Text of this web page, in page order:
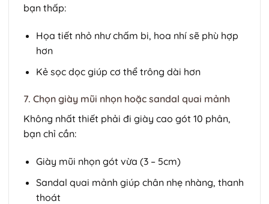
bạn thấp:
Họa tiết nhỏ như chấm bi, hoa nhí sẽ phù hợp
hơn
Kẻ sọc dọc giúp cơ thể trông dài hơn
7. Chọn giày mũi nhọn hoặc sandal quai mảnh
Không nhất thiết phải đi giày cao gót 10 phân,
bạn chỉ cần:
Giày mũi nhọn gót vừa (3 – 5cm)
Sandal quai mảnh giúp chân nhẹ nhàng, thanh
thoát